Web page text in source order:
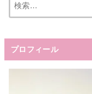
プロフィール